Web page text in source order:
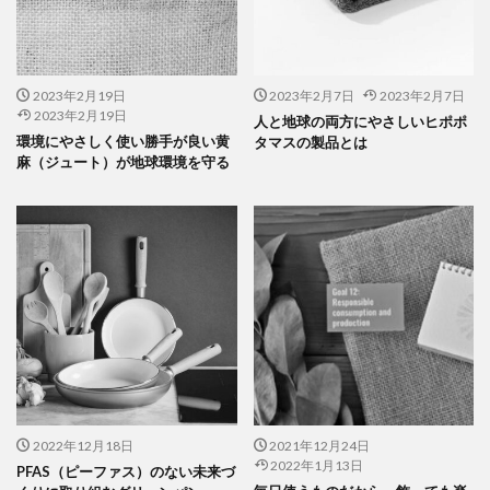
2023年2月19日
2023年2月19日
環境にやさしく使い勝手が良い黄
麻（ジュート）が地球環境を守る
2023年2月7日 2023年2月7日
人と地球の両方にやさしいヒポポ
タマスの製品とは
2022年12月18日
PFAS（ピーファス）のない未来づ
2021年12月24日
2022年1月13日